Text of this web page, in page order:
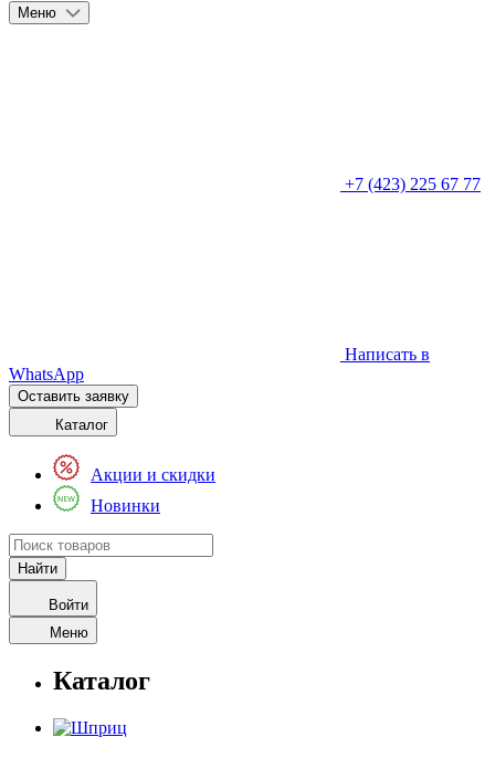
Меню
+7 (423) 225 67 77
Написать в
WhatsApp
Оставить заявку
Каталог
Акции и скидки
Новинки
Войти
Меню
Каталог